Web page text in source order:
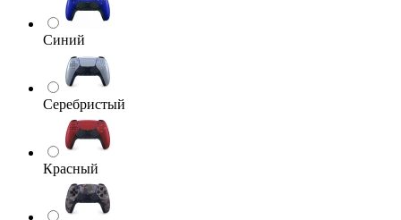
Синий
Серебристый
Красный